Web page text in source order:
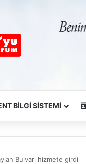
BİLGİ SİSTEMİ
Bulvarı hizmete girdi